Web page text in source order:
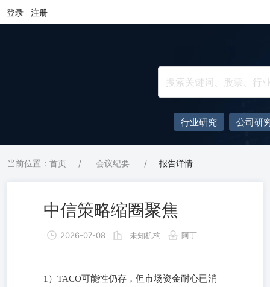
登录 注册
行业研究 公司研
当前位置：首页 / 会议纪要 / 报告详情
中信策略缩圈聚焦
2026-07-08 未知机构 阿丁
1）TACO可能性仍存，但市场资金耐心已消